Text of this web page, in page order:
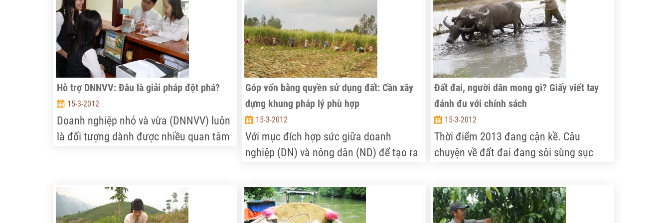
định: Cần chuyển từ số lượng sang chất
lượng, chuyển từ khai thác tài nguyên
sang tăng cường chất xám thì nông
nghiệp Việt Nam mới có sự đột phá.
thấp.
lấy ý kiến của các doanh nghiệp trực
thuộc Hiệp hội xung quanh vấn đề này
để trình Bộ Nông nghiệp và Phát triển
Nông thôn và Bộ Công Thương.
Hỗ trợ DNNVV: Đâu là giải pháp đột phá?
15-3-2012
Doanh nghiệp nhỏ và vừa (DNNVV) luôn
là đối tượng dành được nhiều quan tâm
đang gặp vô vàn khó khăn trong việc
tiếp cận tín dụng.
Góp vốn bằng quyền sử dụng đất: Cần xây
dựng khung pháp lý phù hợp
15-3-2012
Với mục đích hợp sức giữa doanh
nghiệp (DN) và nông dân (ND) để tạo ra
mô hình công ty cổ phần với cổ đông là
ND góp vốn bằng giá trị quyền sử dụng
đất (QSDĐ) đã ra đời. Tuy nhiên, đến
Đất đai, người dân mong gì? Giấy viết tay
đánh đu với chính sách
15-3-2012
Thời điểm 2013 đang cận kề. Câu
chuyện về đất đai đang sôi sùng sục
nghĩ gì, mong gì xung quanh chính sách
lớn, ảnh hưởng tới đa số người dân?